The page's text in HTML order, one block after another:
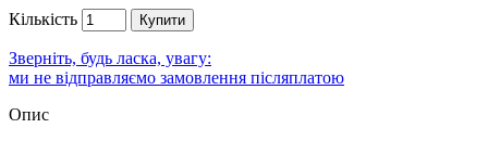
Кількість Купити
Зверніть, будь ласка, увагу:
ми не відправляємо замовлення післяплатою
Опис